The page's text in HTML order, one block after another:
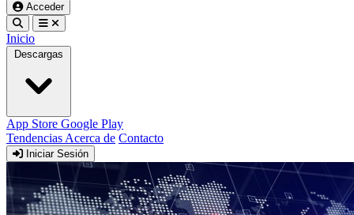
Acceder
Inicio
Descargas
App Store Google Play
Tendencias Acerca de Contacto
Iniciar Sesión